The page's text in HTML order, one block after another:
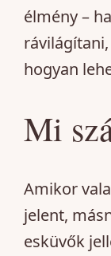
élmény –
hogyan
Mi
Amikor
jelent,
esküvők